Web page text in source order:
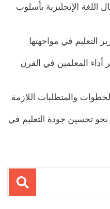
اللغة الإنجليزية بأسلوب
التعليم في مواجهتها
أداء المعلمين في القرن
والمتطلبات اللازمة
نحو تحسين جودة التعليم في